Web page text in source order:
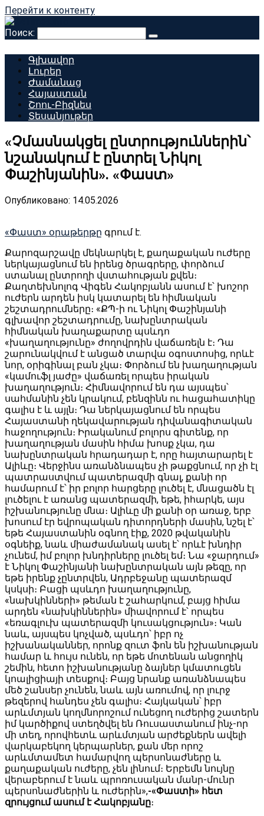
Перейти к контенту
Поиск:
Գլխավոր
Լուրեր
Ժամանաց
Հայաստան
Շոու-Բիզնես
Տեսանյութեր
«Չմասնակցել ընտրություններին՝
նշանակում է ընտրել Նիկոլ
Փաշինյանին». «Փաստ»
Опубликовано: 14.05.2026
«Փաստ» օրաթերթը գրում է.
Քարոզարշավը մեկնարկել է, քաղաքական ուժերը
ներկայացնում են իրենց ծրագրերը, փորձում
ստանալ ընտրողի վստահության քվեն։
Քաղտեխնոլոգ Վիգեն Հակոբյանն ասում է՝ խոշոր
ուժերն արդեն իսկ կատարել են հիմնական
շեշտադրումները։ «ՔՊ-ի ու Նիկոլ Փաշինյանի
գլխավոր շեշտադրումը, նախընտրական
հիմնական խաղաքարտը պսևդո
«խաղաղությունը» ժողովրդին վաճառելն է։ Դա
շարունակվում է անցած տարվա օգոստոսից, որևէ
նոր, օրիգինալ բան չկա։ Փորձում են խաղաղության
«կամուֆլ յաժը» վաճառել որպես իրական
խաղաղություն։ Հիմնավորում են դա այսպես՝
սահմանին չեն կրակում, բենզինն ու հացահատիկը
գալիս է և այլն։ Դա ներկայացնում են որպես
Հայաստանի ղեկավարության դիվանագիտական
հաջողություն։ Իրականում բոլորս գիտենք, որ
խաղաղության մասին հիմա խոսք չկա, դա
նախընտրական հրադադար է, որը հայտարարել է
Ալիևը։ Վերջինս առանձնապես չի թաքցնում, որ չի էլ
պատրաստվում պատերազմի գնալ, քանի որ
համարում է՝ իր բոլոր հարցերը լուծել է, մնացածն էլ
լուծելու է առանց պատերազմի, եթե, իհարկե, այս
իշխանությունը մնա։ Ալիևը մի քանի օր առաջ, երբ
խոսում էր եվրոպական դիտորդների մասին, նշել է՝
եթե Հայաստանին օգնող էիք, 2020 թվականին
օգնեիք, նաև միաժամանակ ասել է՝ որևէ խնդիր
չունեմ, իմ բոլոր խնդիրները լուծել եմ։ Նա «ջարդում»
է Նիկոլ Փաշինյանի նախընտրական այն թեզը, որ
եթե իրենք չընտրվեն, Ադրբեջանը պատերազմ
կսկսի։ Բացի պսևդո խաղաղությունը,
«նախկինների» թեման է շահարկում, բայց հիմա
արդեն «նախկիններին» միավորում է՝ որպես
«եռագլուխ պատերազմի կուսակցություն»։ Կան
նաև, այսպես կոչված, պսևդո՝ իբր ոչ
իշխանականներ, որոնք զուտ ֆոն են իշխանության
համար և հույս ունեն, որ եթե մոտենան անցողիկ
շեմին, հետո իշխանությանը ձայներ կմատուցեն
կոալիցիայի տեսքով։ Բայց նրանք առանձնապես
մեծ շանսեր չունեն, նաև այն առումով, որ լուրջ
թեզերով հանդես չեն գալիս։ Հայկական՝ իբր
արևմտյան կողմնորոշում ունեցող ուժերից շատերն
իմ կարծիքով ստեղծվել են Ռուսաստանում ինչ-որ
մի տեղ, որովհետև արևմտյան արժեքներն ավելի
վարկաբեկող կերպարներ, քան մեր որոշ
արևմտամետ համարվող պերսոնաժները և
քաղաքական ուժերը, չեն լինում։ Երբեմն նույնը
վերաբերում է նաև պրոռուսական մանր-մունր
պերսոնաժներին և ուժերին»,-«Փաստի» հետ
զրույցում ասում է Հակոբյանը։